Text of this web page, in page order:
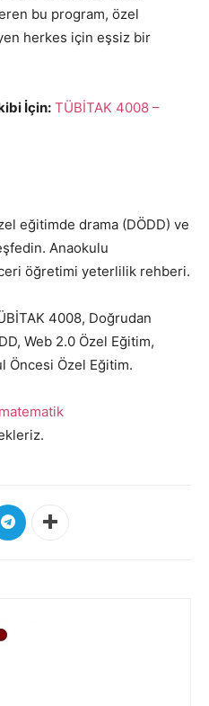
bu program, özel
herkes için eşsiz bir
İçin: TÜBİTAK 4008 –
eğitimde drama (DÖDD) ve
Anaokulu
öğretimi yeterlilik rehberi.
4008, Doğrudan
Web 2.0 Özel Eğitim,
Öncesi Özel Eğitim.